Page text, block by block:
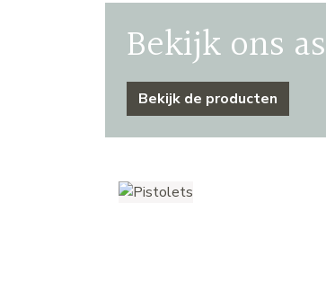
Bekijk ons
Bekijk de producten